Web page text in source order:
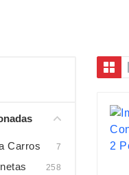
Casa
Cooler
Carros 7
258